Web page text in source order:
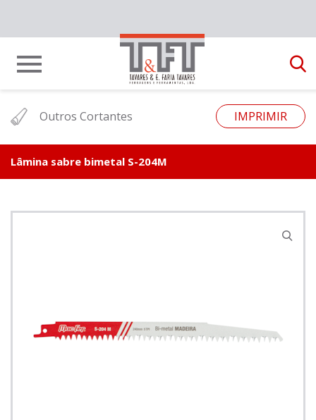
Outros Cortantes IMPRIMIR
Lâmina sabre bimetal S-204M